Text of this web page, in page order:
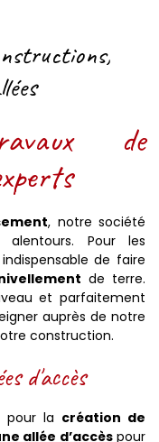
de
, notre société
Pour les
de faire
de terre.
et parfaitement
auprès de notre
construction.
d'accès
pour la création de
allée d’accèspour